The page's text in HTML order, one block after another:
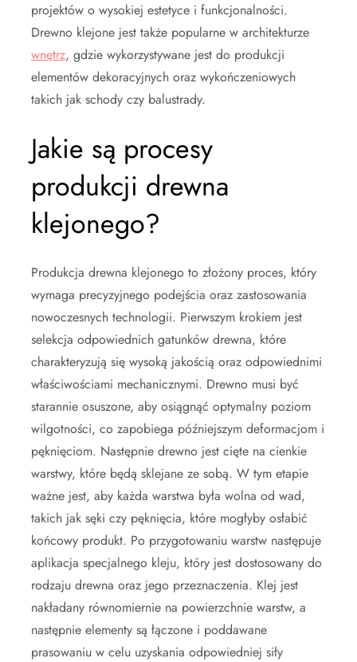
projektów o wysokiej estetyce i funkcjonalności.
Drewno klejone jest także popularne w architekturze
wnętrz, gdzie wykorzystywane jest do produkcji
elementów dekoracyjnych oraz wykończeniowych
takich jak schody czy balustrady.
Jakie są procesy
produkcji drewna
klejonego?
Produkcja drewna klejonego to złożony proces, który
wymaga precyzyjnego podejścia oraz zastosowania
nowoczesnych technologii. Pierwszym krokiem jest
selekcja odpowiednich gatunków drewna, które
charakteryzują się wysoką jakością oraz odpowiednimi
właściwościami mechanicznymi. Drewno musi być
starannie osuszone, aby osiągnąć optymalny poziom
wilgotności, co zapobiega późniejszym deformacjom i
pęknięciom. Następnie drewno jest cięte na cienkie
warstwy, które będą sklejane ze sobą. W tym etapie
ważne jest, aby każda warstwa była wolna od wad,
takich jak sęki czy pęknięcia, które mogłyby osłabić
końcowy produkt. Po przygotowaniu warstw następuje
aplikacja specjalnego kleju, który jest dostosowany do
rodzaju drewna oraz jego przeznaczenia. Klej jest
nakładany równomiernie na powierzchnie warstw, a
następnie elementy są łączone i poddawane
prasowaniu w celu uzyskania odpowiedniej siły